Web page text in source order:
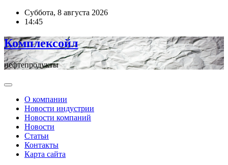
ПерейтиСуббота, 8 августа 2026
14:45
Комплексойл
нефтепродукты
О компании
Новости индустрии
Новости компаний
Новости
Статьи
Контакты
Карта сайта